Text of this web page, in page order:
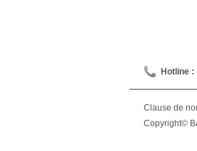
Hotline :
Clause de
Copyright©